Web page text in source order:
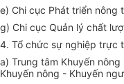
e) Chi cục Phát triển nông
g) Chi cục Quản lý chất
4. Tổ chức sự nghiệp trực
a) Trung tâm Khuyến
Khuyến nông - Khuyến